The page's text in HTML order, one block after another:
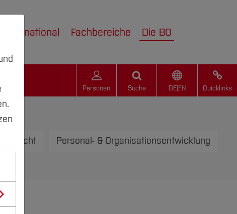
International Fachbereiche Die BO
Personen Suche DE| EN Quicklinks
Personal- & Organisationsentwicklung